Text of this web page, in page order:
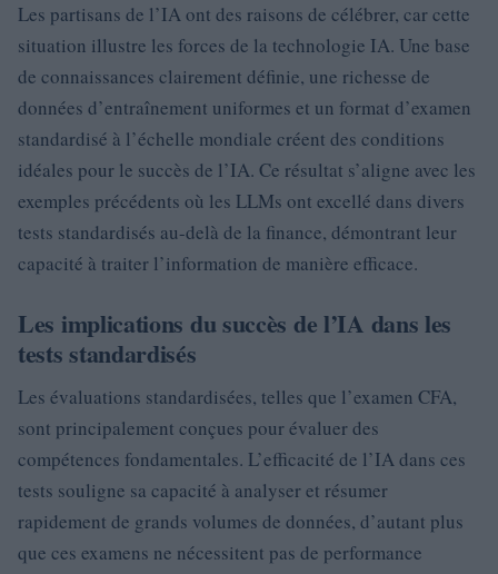
Les partisans de l’IA ont des raisons de célébrer, car cette
situation illustre les forces de la technologie IA. Une base
de connaissances clairement définie, une richesse de
données d’entraînement uniformes et un format d’examen
standardisé à l’échelle mondiale créent des conditions
idéales pour le succès de l’IA. Ce résultat s’aligne avec les
exemples précédents où les LLMs ont excellé dans divers
tests standardisés au-delà de la finance, démontrant leur
capacité à traiter l’information de manière efficace.
Les implications du succès de l’IA dans les
tests standardisés
Les évaluations standardisées, telles que l’examen CFA,
sont principalement conçues pour évaluer des
compétences fondamentales. L’efficacité de l’IA dans ces
tests souligne sa capacité à analyser et résumer
rapidement de grands volumes de données, d’autant plus
que ces examens ne nécessitent pas de performance